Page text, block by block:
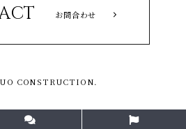
お問合わせ
CONSTRUCTION.